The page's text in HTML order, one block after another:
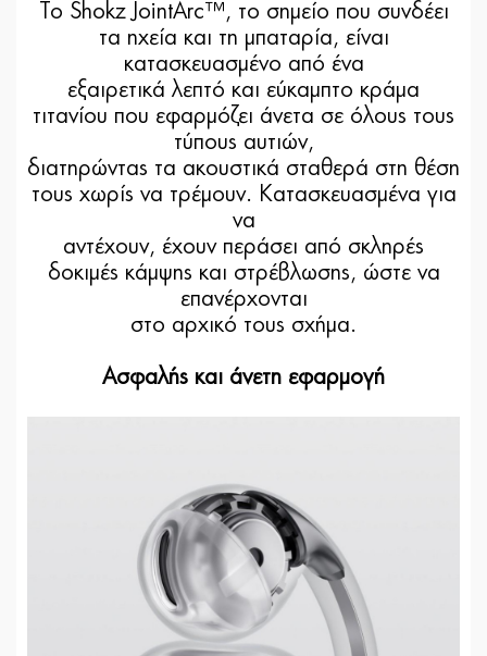
Το Shokz JointArc™, το σημείο που συνδέει
τα ηχεία και τη μπαταρία, είναι
κατασκευασμένο από ένα
εξαιρετικά λεπτό και εύκαμπτο κράμα
τιτανίου που εφαρμόζει άνετα σε όλους τους
τύπους αυτιών,
διατηρώντας τα ακουστικά σταθερά στη θέση
τους χωρίς να τρέμουν. Κατασκευασμένα για
να
αντέχουν, έχουν περάσει από σκληρές
δοκιμές κάμψης και στρέβλωσης, ώστε να
επανέρχονται
στο αρχικό τους σχήμα.
Ασφαλής και άνετη εφαρμογή